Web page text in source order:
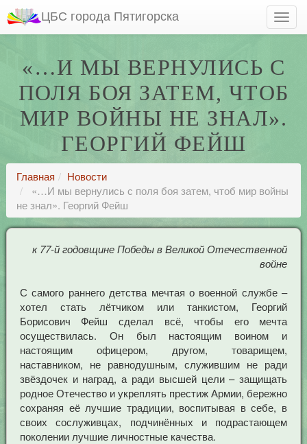
ЦБС города Пятигорска
«…И МЫ ВЕРНУЛИСЬ С
ПОЛЯ БОЯ ЗАТЕМ, ЧТОБ
МИР ВОЙНЫ НЕ ЗНАЛ».
ГЕОРГИЙ ФЕЙШ
Главная
Новости
«…И мы вернулись с поля боя затем, чтоб мир войны
не знал». Георгий Фейш
к 77-й годовщине Победы в Великой Отечественной
войне
С самого раннего детства мечтая о военной службе –
хотел стать лётчиком или танкистом, Георгий
Борисович Фейш сделал всё, чтобы его мечта
осуществилась. Он был настоящим воином и
настоящим офицером, другом, товарищем,
наставником, не равнодушным, служившим не ради
звёздочек и наград, а ради высшей цели – защищать
родное Отечество и укреплять престиж Армии, бережно
сохраняя её лучшие традиции, воспитывая в себе, в
своих сослуживцах, подчинённых и подрастающем
поколении лучшие личностные качества.